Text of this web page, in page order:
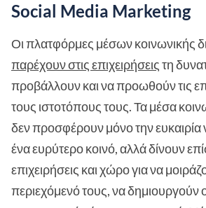
Social Media Marketing
Οι πλατφόρμες μέσων κοινωνικής
παρέχουν στις επιχειρήσειςτη
προβάλλουν και να προωθούν τις
τους ιστοτόπους τους. Τα μέσα
δεν προσφέρουν μόνο την
ένα ευρύτερο κοινό, αλλά δίνουν
επιχειρήσεις και χώρο για να
περιεχόμενό τους, να δημιουργούν